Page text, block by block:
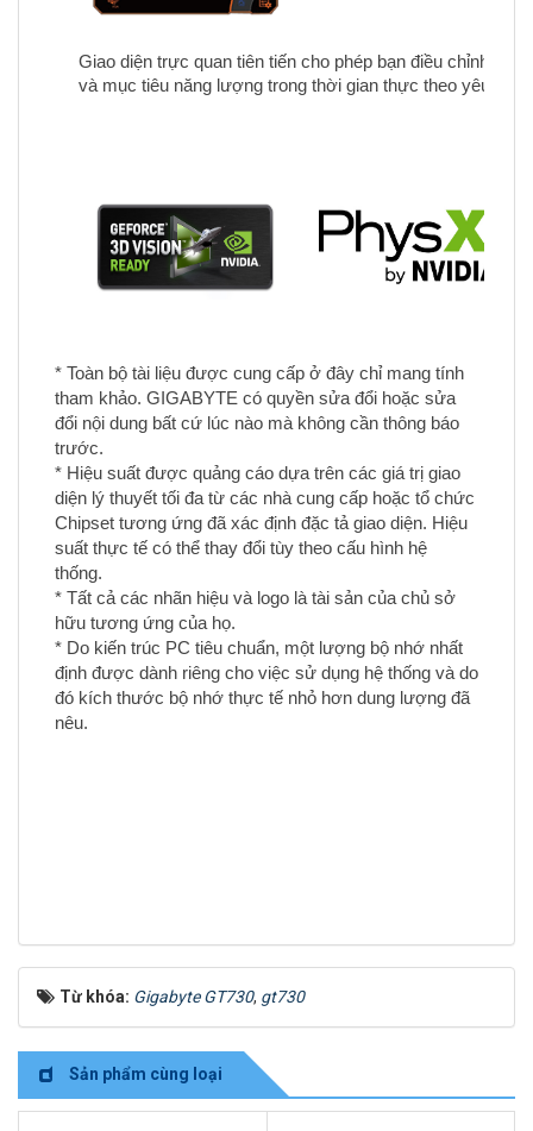
Giao diện trực quan tiên tiến cho phép bạn điều chỉnh tốc
và mục tiêu năng lượng trong thời gian thực theo yêu cầu
* Toàn bộ tài liệu được cung cấp ở đây chỉ mang tính
tham khảo. GIGABYTE có quyền sửa đổi hoặc sửa
đổi nội dung bất cứ lúc nào mà không cần thông báo
trước.
* Hiệu suất được quảng cáo dựa trên các giá trị giao
diện lý thuyết tối đa từ các nhà cung cấp hoặc tổ chức
Chipset tương ứng đã xác định đặc tả giao diện. Hiệu
suất thực tế có thể thay đổi tùy theo cấu hình hệ
thống.
* Tất cả các nhãn hiệu và logo là tài sản của chủ sở
hữu tương ứng của họ.
* Do kiến ​​trúc PC tiêu chuẩn, một lượng bộ nhớ nhất
định được dành riêng cho việc sử dụng hệ thống và do
đó kích thước bộ nhớ thực tế nhỏ hơn dung lượng đã
nêu.
Từ khóa: Gigabyte GT730, gt730
Sản phẩm cùng loại